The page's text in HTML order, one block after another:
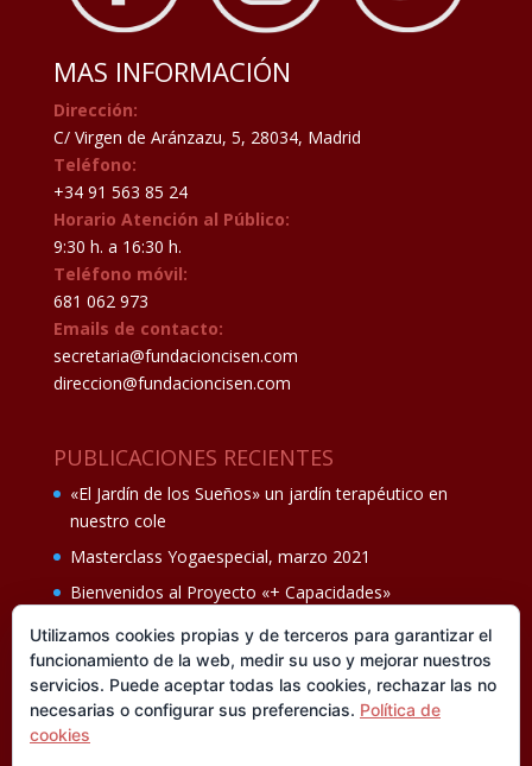
MAS INFORMACIÓN
Dirección:
C/ Virgen de Aránzazu, 5, 28034, Madrid
Teléfono:
+34 91 563 85 24
Horario Atención al Público:
9:30 h. a 16:30 h.
Teléfono móvil:
681 062 973
Emails de contacto:
secretaria@fundacioncisen.com
direccion@fundacioncisen.com
PUBLICACIONES RECIENTES
«El Jardín de los Sueños» un jardín terapéutico en
nuestro cole
Masterclass Yogaespecial, marzo 2021
Bienvenidos al Proyecto «+ Capacidades»
Fiesta de fin de curso Los oficios 14 de junio
Ganadores del II Programa educativo Cuídate +
Utilizamos cookies propias y de terceros para garantizar el
funcionamiento de la web, medir su uso y mejorar nuestros
servicios. Puede aceptar todas las cookies, rechazar las no
necesarias o configurar sus preferencias. Política de
cookies